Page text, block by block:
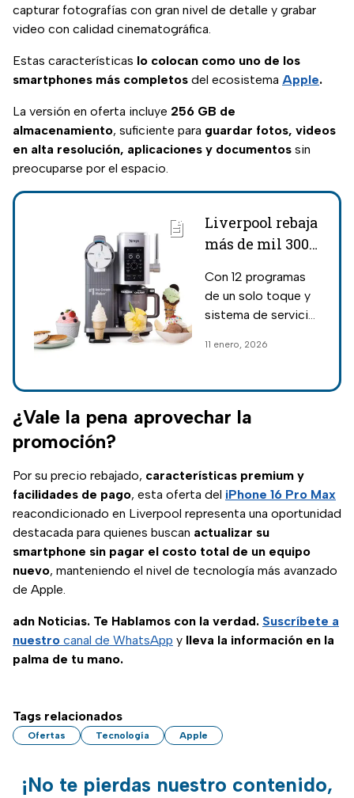
capturar fotografías con gran nivel de detalle y grabar
video con calidad cinematográfica.
Estas características lo colocan como uno de los
smartphones más completos del ecosistema Apple.
La versión en oferta incluye 256 GB de
almacenamiento, suficiente para guardar fotos, videos
en alta resolución, aplicaciones y documentos sin
preocuparse por el espacio.
Liverpool rebaja
más de mil 300
máquina de
helados Ninja
"CreamiFit"; da
intereses
Con 12 programas
de un solo toque y
sistema de servicio
permite crear
bajas en calorías y
hasta yogur helado
en minutos.
11 enero, 2026
¿Vale la pena aprovechar la
promoción?
Por su precio rebajado, características premium y
facilidades de pago, esta oferta del iPhone 16 Pro Max
reacondicionado en Liverpool representa una oportunidad
destacada para quienes buscan actualizar su
smartphone sin pagar el costo total de un equipo
nuevo, manteniendo el nivel de tecnología más avanzado
de Apple.
adn Noticias. Te Hablamos con la verdad. Suscríbete a
nuestro canal de WhatsApp y lleva la información en la
palma de tu mano.
Tags relacionados
Ofertas Tecnología Apple
¡No te pierdas nuestro contenido,